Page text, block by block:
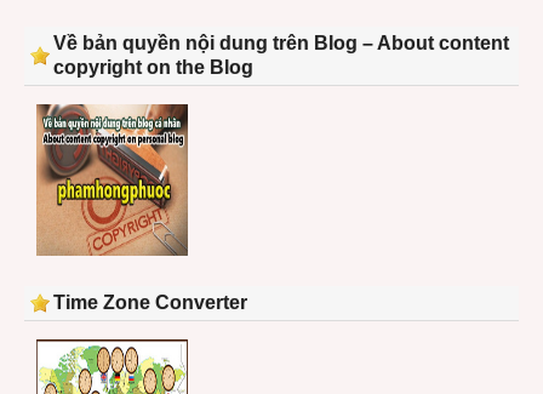
Về bản quyền nội dung trên Blog – About content
copyright on the Blog
Time Zone Converter